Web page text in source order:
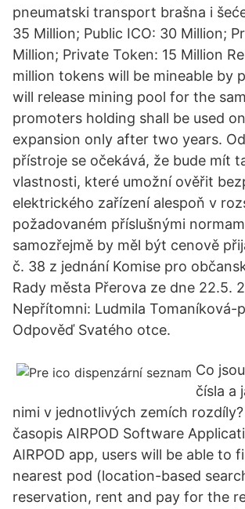
pneumatski transport brašna i
35 Million; Public ICO: 30 Million;
Million; Private Token: 15 Million
million tokens will be mineable by
will release mining pool for the
promoters holding shall be used
expansion only after two years.
přístroje se očekává, že bude mít
vlastnosti, které umožní ověřit
elektrického zařízení alespoň v
požadovaném příslušnými
samozřejmě by měl být cenově
č. 38 z jednání Komise pro
Rady města Přerova ze dne 22.5.
Nepřítomni: Ludmila Tomaníková-
Odpověď Svatého otce.
Co
čísla a
nimi v jednotlivých zemích
časopis AIRPOD Software
AIRPOD app, users will be able to
nearest pod (location-based
reservation, rent and pay for the